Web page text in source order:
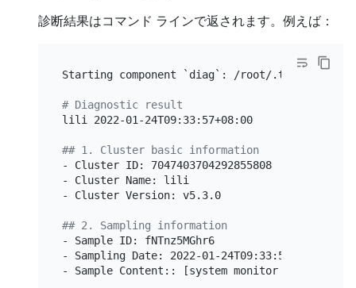
診断結果はコマンド ラインで返されます。例えば：
Starting component `diag`: /root/.tiup/
# Diagnostic result
lili 2022-01-24T09:33:57+08:00
## 1. Cluster basic information
- Cluster ID: 7047403704292855808
- Cluster Name: lili
- Cluster Version: v5.3.0
## 2. Sampling information
- Sample ID: fNTnz5MGhr6
- Sampling Date: 2022-01-24T09:33:57+08:00
- Sample Content:: [system monitor